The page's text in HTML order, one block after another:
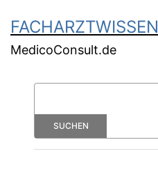
FACHARZTWISSEN
MedicoConsult.de